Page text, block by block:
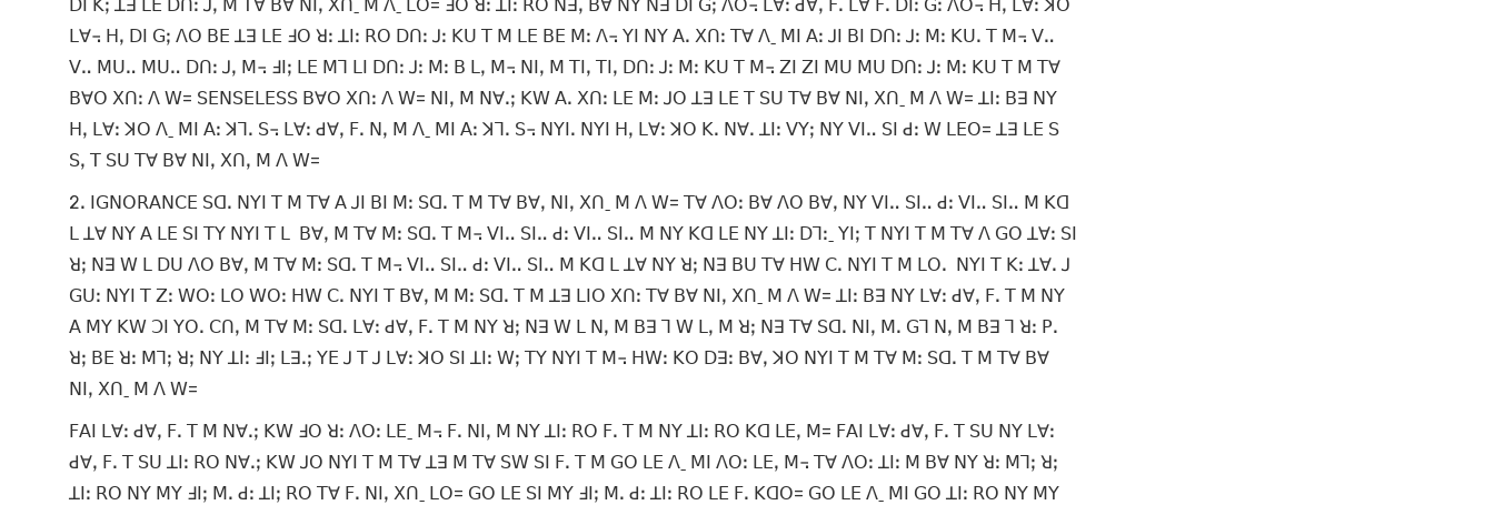
ꓓꓲ ꓗꓼ ꓕꓱ ꓡꓰ ꓓꓵꓽ ꓙꓹ ꓟ ꓔꓯ ꓐꓯ ꓠꓲꓹ ꓫꓵˍ ꓟ ꓥˍ ꓡꓳ= ꓞꓳ ꓤꓽ ꓕꓲꓽ ꓣꓳ ꓠꓱꓹ ꓐꓯ ꓠꓬ ꓠꓱ ꓓꓲ ꓖꓼ ꓥꓳ꓾ ꓡꓯꓽ ꓒꓯꓹ ꓝꓸ ꓡꓯ ꓝꓸ ꓓꓲꓽ ꓖꓽ ꓥꓳ꓾ ꓧꓹ ꓡꓯꓽ ꓘꓳ
ꓡꓯ꓾ ꓧꓹ ꓓꓲ ꓖꓼ ꓥꓳ ꓐꓰ ꓕꓱ ꓡꓰ ꓞꓳ ꓤꓽ ꓕꓲꓽ ꓣꓳ ꓓꓵꓽ ꓙꓽ ꓗꓴ ꓔ ꓟ ꓡꓰ ꓐꓰ ꓟꓽ ꓥ꓾ ꓬꓲ ꓠꓬ ꓮꓸ ꓫꓵꓽ ꓔꓯ ꓥˍ ꓟꓲ ꓮꓽ ꓙꓲ ꓐꓲ ꓓꓵꓽ ꓙꓽ ꓟꓽ ꓗꓴꓸ ꓔ ꓟ꓾ ꓦꓺ
ꓦꓺ ꓟꓴꓺ ꓟꓴꓺ ꓓꓵꓽ ꓙꓹ ꓟ꓾ ꓞꓲꓼ ꓡꓰ ꓟꓶ ꓡꓲ ꓓꓵꓽ ꓙꓽ ꓟꓽ ꓐ ꓡꓹ ꓟ꓾ ꓠꓲꓹ ꓟ ꓔꓲꓹ ꓔꓲꓹ ꓓꓵꓽ ꓙꓽ ꓟꓽ ꓗꓴ ꓔ ꓟ꓾ ꓜꓲ ꓜꓲ ꓟꓴ ꓟꓴ ꓓꓵꓽ ꓙꓽ ꓟꓽ ꓗꓴ ꓔ ꓟ ꓔꓯ
ꓐꓯꓳ ꓫꓵꓽ ꓥ ꓪ= ꓢꓰꓠꓢꓰꓡꓰꓢꓢ ꓐꓯꓳ ꓫꓵꓽ ꓥ ꓪ= ꓠꓲꓹ ꓟ ꓠꓯꓸꓼ ꓗꓪ ꓮꓸ ꓫꓵꓽ ꓡꓰ ꓟꓽ ꓙꓳ ꓕꓱ ꓡꓰ ꓔ ꓢꓴ ꓔꓯ ꓐꓯ ꓠꓲꓹ ꓫꓵˍ ꓟ ꓥ ꓪ= ꓕꓲꓽ ꓐꓱ ꓠꓬ
ꓧꓹ ꓡꓯꓽ ꓘꓳ ꓥˍ ꓟꓲ ꓮꓽ ꓘꓶꓸ ꓢ꓾ ꓡꓯꓽ ꓒꓯꓹ ꓝꓸ ꓠꓹ ꓟ ꓥˍ ꓟꓲ ꓮꓽ ꓘꓶꓸ ꓢ꓾ ꓠꓬꓲꓸ ꓠꓬꓲ ꓧꓹ ꓡꓯꓽ ꓘꓳ ꓗꓸ ꓠꓯꓸ ꓕꓲꓽ ꓦꓬꓼ ꓠꓬ ꓦꓲꓺ ꓢꓲ ꓒꓽ ꓪ ꓡꓰꓳ= ꓕꓱ ꓡꓰ ꓢ
ꓢꓹ ꓔ ꓢꓴ ꓔꓯ ꓐꓯ ꓠꓲꓹ ꓫꓵꓹ ꓟ ꓥ ꓪ=
2ꓸ ꓲꓖꓠꓳꓣꓮꓠꓚꓰ ꓢꓷꓸ ꓠꓬꓲ ꓔ ꓟ ꓔꓯ ꓮ ꓙꓲ ꓐꓲ ꓟꓽ ꓢꓷꓸ ꓔ ꓟ ꓔꓯ ꓐꓯꓹ ꓠꓲꓹ ꓫꓵˍ ꓟ ꓥ ꓪ= ꓔꓯ ꓥꓳꓽ ꓐꓯ ꓥꓳ ꓐꓯꓹ ꓠꓬ ꓦꓲꓺ ꓢꓲꓺ ꓒꓽ ꓦꓲꓺ ꓢꓲꓺ ꓟ ꓗꓷ
ꓡ ꓕꓯ ꓠꓬ ꓮ ꓡꓰ ꓢꓲ ꓔꓬ ꓠꓬꓲ ꓔ ꓡ ꓐꓯꓹ ꓟ ꓔꓯ ꓟꓽ ꓢꓷꓸ ꓔ ꓟ꓾ ꓦꓲꓺ ꓢꓲꓺ ꓒꓽ ꓦꓲꓺ ꓢꓲꓺ ꓟ ꓠꓬ ꓗꓷ ꓡꓰ ꓠꓬ ꓕꓲꓽ ꓓꓶꓽˍ ꓬꓲꓼ ꓔ ꓠꓬꓲ ꓔ ꓟ ꓔꓯ ꓥ ꓖꓳ ꓕꓯꓽ ꓢꓲ
ꓤꓼ ꓠꓱ ꓪ ꓡ ꓓꓴ ꓥꓳ ꓐꓯꓹ ꓟ ꓔꓯ ꓟꓽ ꓢꓷꓸ ꓔ ꓟ꓾ ꓦꓲꓺ ꓢꓲꓺ ꓒꓽ ꓦꓲꓺ ꓢꓲꓺ ꓟ ꓗꓷ ꓡ ꓕꓯ ꓠꓬ ꓤꓼ ꓠꓱ ꓐꓴ ꓔꓯ ꓧꓪ ꓚꓸ ꓠꓬꓲ ꓔ ꓟ ꓡꓳꓸ ꓠꓬꓲ ꓔ ꓗꓽ ꓕꓯꓸ ꓙ
ꓖꓴꓽ ꓠꓬꓲ ꓔ ꓜꓽ ꓪꓳꓽ ꓡꓳ ꓪꓳꓽ ꓧꓪ ꓚꓸ ꓠꓬꓲ ꓔ ꓐꓯꓹ ꓟ ꓟꓽ ꓢꓷꓸ ꓔ ꓟ ꓕꓱ ꓡꓲꓳ ꓫꓵꓽ ꓔꓯ ꓐꓯ ꓠꓲꓹ ꓫꓵˍ ꓟ ꓥ ꓪ= ꓕꓲꓽ ꓐꓱ ꓠꓬ ꓡꓯꓽ ꓒꓯꓹ ꓝꓸ ꓔ ꓟ ꓠꓬ
ꓮ ꓟꓬ ꓗꓪ ꓛꓲ ꓬꓳꓸ ꓚꓵꓹ ꓟ ꓔꓯ ꓟꓽ ꓢꓷꓸ ꓡꓯꓽ ꓒꓯꓹ ꓝꓸ ꓔ ꓟ ꓠꓬ ꓤꓼ ꓠꓱ ꓪ ꓡ ꓠꓹ ꓟ ꓐꓱ ꓶ ꓪ ꓡꓹ ꓟ ꓤꓼ ꓠꓱ ꓔꓯ ꓢꓷꓸ ꓠꓲꓹ ꓟꓸ ꓖꓶ ꓠꓹ ꓟ ꓐꓱ ꓶ ꓤꓽ ꓑꓸ
ꓤꓼ ꓐꓰ ꓤꓽ ꓟꓶꓼ ꓤꓼ ꓠꓬ ꓕꓲꓽ ꓞꓲꓼ ꓡꓱꓸꓼ ꓬꓰ ꓙ ꓔ ꓙ ꓡꓯꓽ ꓘꓳ ꓢꓲ ꓕꓲꓽ ꓪꓼ ꓔꓬ ꓠꓬꓲ ꓔ ꓟ꓾ ꓧꓪꓽ ꓗꓳ ꓓꓱꓽ ꓐꓯꓹ ꓘꓳ ꓠꓬꓲ ꓔ ꓟ ꓔꓯ ꓟꓽ ꓢꓷꓸ ꓔ ꓟ ꓔꓯ ꓐꓯ
ꓠꓲꓹ ꓫꓵˍ ꓟ ꓥ ꓪ=
ꓝꓮꓲ ꓡꓯꓽ ꓒꓯꓹ ꓝꓸ ꓔ ꓟ ꓠꓯꓸꓼ ꓗꓪ ꓞꓳ ꓤꓽ ꓥꓳꓽ ꓡꓰˍ ꓟ꓾ ꓝꓸ ꓠꓲꓹ ꓟ ꓠꓬ ꓕꓲꓽ ꓣꓳ ꓝꓸ ꓔ ꓟ ꓠꓬ ꓕꓲꓽ ꓣꓳ ꓗꓷ ꓡꓰꓹ ꓟ= ꓝꓮꓲ ꓡꓯꓽ ꓒꓯꓹ ꓝꓸ ꓔ ꓢꓴ ꓠꓬ ꓡꓯꓽ
ꓒꓯꓹ ꓝꓸ ꓔ ꓢꓴ ꓕꓲꓽ ꓣꓳ ꓠꓯꓸꓼ ꓗꓪ ꓙꓳ ꓠꓬꓲ ꓔ ꓟ ꓔꓯ ꓕꓱ ꓟ ꓔꓯ ꓢꓪ ꓢꓲ ꓝꓸ ꓔ ꓟ ꓖꓳ ꓡꓰ ꓥˍ ꓟꓲ ꓥꓳꓽ ꓡꓰꓹ ꓟ꓾ ꓔꓯ ꓥꓳꓽ ꓕꓲꓽ ꓟ ꓐꓯ ꓠꓬ ꓤꓽ ꓟꓶꓼ ꓤꓼ
ꓕꓲꓽ ꓣꓳ ꓠꓬ ꓟꓬ ꓞꓲꓼ ꓟꓸ ꓒꓽ ꓕꓲꓼ ꓣꓳ ꓔꓯ ꓝꓸ ꓠꓲꓹ ꓫꓵˍ ꓡꓳ= ꓖꓳ ꓡꓰ ꓢꓲ ꓟꓬ ꓞꓲꓼ ꓟꓸ ꓒꓽ ꓕꓲꓽ ꓣꓳ ꓡꓰ ꓝꓸ ꓗꓷꓳ= ꓖꓳ ꓡꓰ ꓥˍ ꓟꓲ ꓖꓳ ꓕꓲꓽ ꓣꓳ ꓠꓬ ꓟꓬ